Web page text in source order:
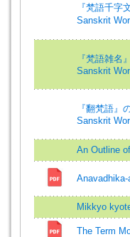
『梵語千字
Sanskrit
『梵語雑名
Sanskrit
『翻梵語』
Sanskrit
An Outline
Mikkyo
The Term